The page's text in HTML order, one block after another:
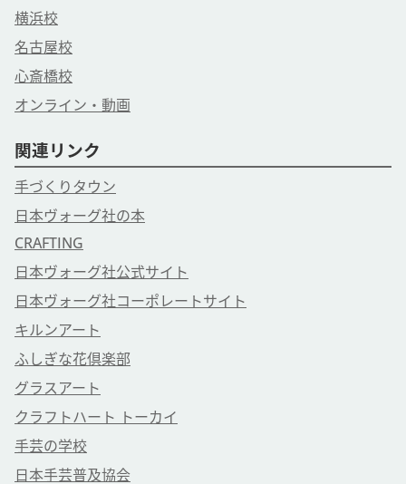
横浜校
名古屋校
心斎橋校
オンライン・動画
関連リンク
手づくりタウン
日本ヴォーグ社の本
CRAFTING
日本ヴォーグ社公式サイト
日本ヴォーグ社コーポレートサイト
キルンアート
ふしぎな花倶楽部
グラスアート
クラフトハート トーカイ
手芸の学校
日本手芸普及協会